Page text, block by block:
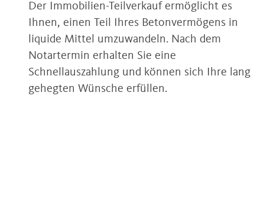
Der Immobilien-Teilverkauf ermöglicht es
Ihnen, einen Teil Ihres Betonvermögens in
liquide Mittel umzuwandeln. Nach dem
Notartermin erhalten Sie eine
Schnellauszahlung und können sich Ihre lang
gehegten Wünsche erfüllen.